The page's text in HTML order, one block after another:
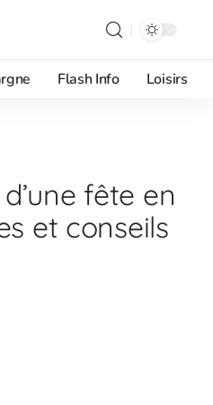
Flash Info Loisirs
fête en
et conseils